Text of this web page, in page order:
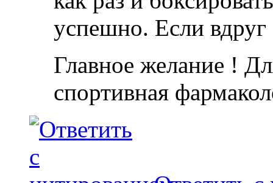
успешно. Если вдруг
Главное желание !
спортивная